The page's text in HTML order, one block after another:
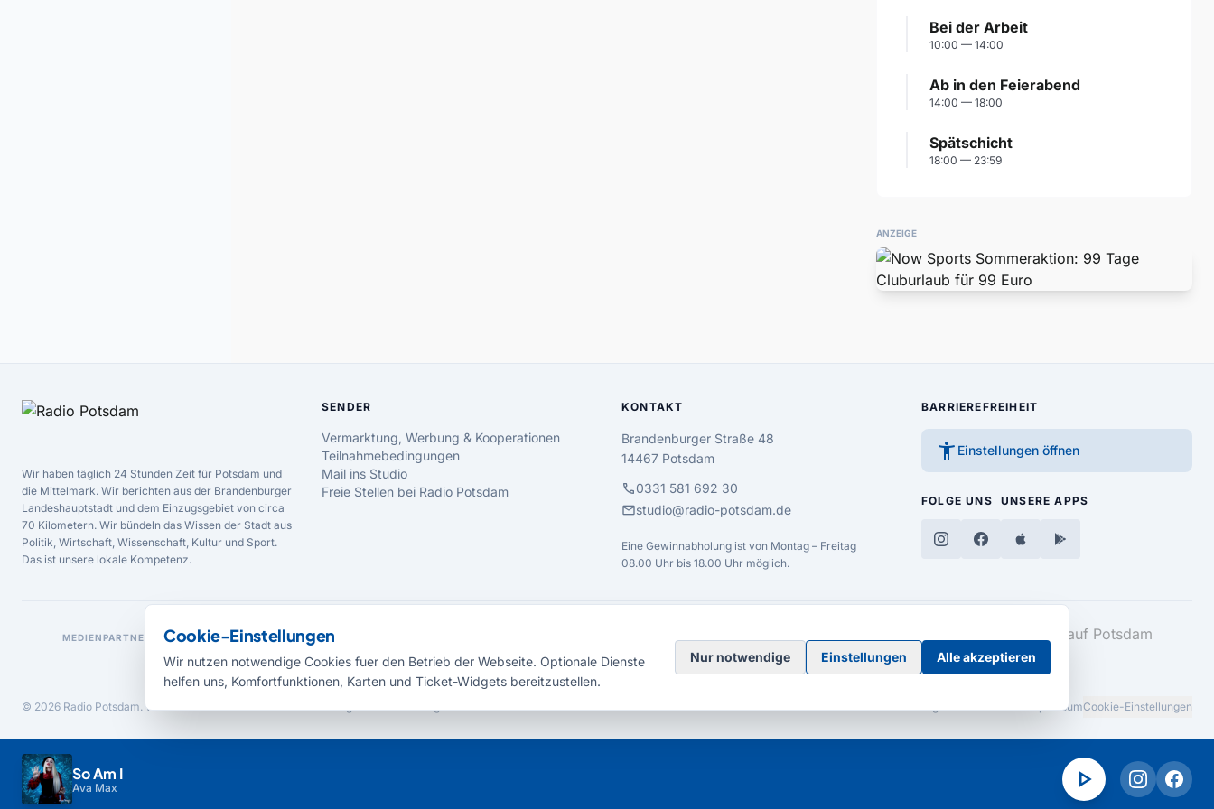
Bei der Arbeit
10:00 — 14:00
Ab in den Feierabend
14:00 — 18:00
Spätschicht
18:00 — 23:59
ANZEIGE
So Am I
Ava Max play_arrow
Wir haben täglich 24 Stunden Zeit für Potsdam und
die Mittelmark. Wir berichten aus der Brandenburger
Landeshauptstadt und dem Einzugsgebiet von circa
70 Kilometern. Wir bündeln das Wissen der Stadt aus
Politik, Wirtschaft, Wissenschaft, Kultur und Sport.
Das ist unsere lokale Kompetenz.
SENDER
Vermarktung, Werbung & Kooperationen
Teilnahmebedingungen
Mail ins Studio
Freie Stellen bei Radio Potsdam
KONTAKT
Brandenburger Straße 48
14467 Potsdam
call0331 581 692 30
mailstudio@radio-potsdam.de
Eine Gewinnabholung ist von Montag – Freitag
08.00 Uhr bis 18.00 Uhr möglich.
BARRIEREFREIHEIT
accessibility_new Einstellungen öffnen
FOLGE UNS UNSERE APPS
MEDIENPARTNER
© 2026 Radio Potsdam. Webseite entwickelt durch dieMedienagentur Babelsberg BarrierefreiheitserklärungAGBDatenschutzImpressumCookie-Einstellungen
Cookie-Einstellungen
Wir nutzen notwendige Cookies fuer den Betrieb der Webseite. Optionale Dienste
helfen uns, Komfortfunktionen, Karten und Ticket-Widgets bereitzustellen.
Nur notwendige Einstellungen Alle akzeptieren